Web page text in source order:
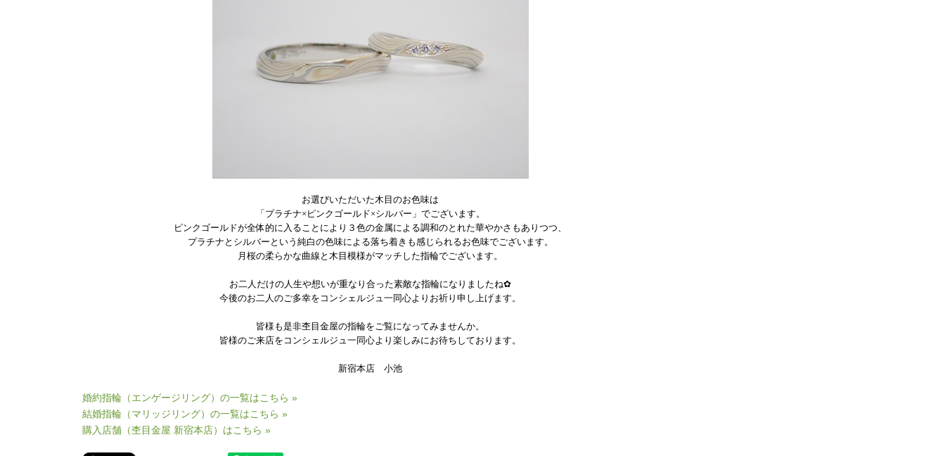
お選びいただいた木目のお色味は
「プラチナ×ピンクゴールド×シルバー」でございます。
ピンクゴールドが全体的に入ることにより３色の金属による調和のとれた華やかさもありつつ、
プラチナとシルバーという純白の色味による落ち着きも感じられるお色味でございます。
月桜の柔らかな曲線と木目模様がマッチした指輪でございます。
お二人だけの人生や想いが重なり合った素敵な指輪になりましたね✿
今後のお二人のご多幸をコンシェルジュ一同心よりお祈り申し上げます。
皆様も是非杢目金屋の指輪をご覧になってみませんか。
皆様のご来店をコンシェルジュ一同心より楽しみにお待ちしております。
新宿本店 小池
婚約指輪（エンゲージリング）の一覧はこちら »
結婚指輪（マリッジリング）の一覧はこちら »
購入店舗（杢目金屋 新宿本店）はこちら »